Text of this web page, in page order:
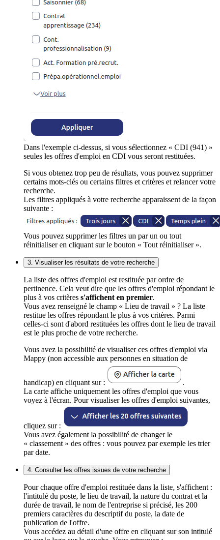
Dans l'exemple ci-dessus, si vous sélectionnez « CDI (941) »
seules les offres d'emploi en CDI vous seront restituées.
Si vous obtenez trop peu de résultats, vous pouvez supprimer
certains mots-clés ou certains filtres et critères et relancer votre
recherche.
Les filtres appliqués à votre recherche apparaissent de la façon
suivante :
Vous pouvez supprimer les filtres un par un ou tout
réinitialiser en cliquant sur le bouton « Tout réinitialiser ».
3. Visualiser les résultats de votre recherche
La liste des offres d'emploi est restituée par ordre de
pertinence. Cela veut dire que les offres d'emploi répondant le
plus à vos critères s'affichent en premier.
Vous avez renseigné le champ « Lieu de travail » ? La liste
restitue les offres répondant le plus à vos critères. Parmi
celles-ci sont d'abord restituées les offres dont le lieu de travail
est le plus proche de votre recherche.
Vous avez la possibilité de visualiser ces offres d'emploi via
Mappy (non accessible aux personnes en situation de
handicap) en cliquant sur :
.
La carte affiche uniquement les offres d'emploi que vous
voyez à l'écran. Pour visualiser les offres d'emploi suivantes,
cliquez sur :
Vous avez également la possibilité de changer le
« classement » des offres : vous pouvez par exemple les trier
par date.
4. Consulter les offres issues de votre recherche
Pour chaque offre d'emploi restituée dans la liste, s'affichent :
l'intitulé du poste, le lieu de travail, la nature du contrat et la
durée de travail, le nom de l'entreprise si précisé, les 200
premiers caractères du descriptif du poste, la date de
publication de l'offre.
Vous accédez au détail d'une offre en cliquant sur son intitulé